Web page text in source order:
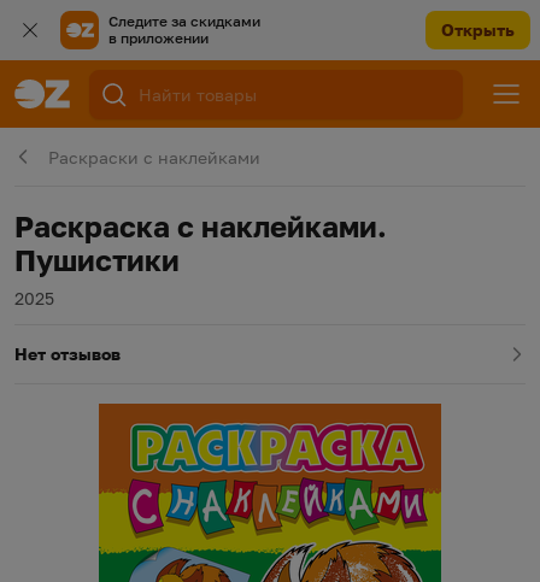
Следите за скидками
в приложении
Открыть
Раскраски с наклейками
Раскраска с наклейками.
Пушистики
Год издания
2025
Нет отзывов